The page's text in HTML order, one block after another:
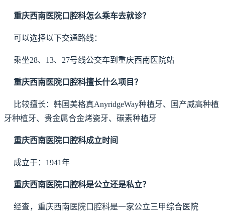
重庆西南医院口腔科怎么乘车去就诊？
可以选择以下交通路线：
乘坐28、13、27号线公交车到重庆西南医院站
重庆西南医院口腔科擅长什么项目？
比较擅长：韩国美格真AnyridgeWay种植牙、国产威高种植
牙种植牙、贵金属合金烤瓷牙、碳素种植牙
重庆西南医院口腔科成立时间
成立于：1941年
重庆西南医院口腔科是公立还是私立？
经查，重庆西南医院口腔科是一家公立三甲综合医院